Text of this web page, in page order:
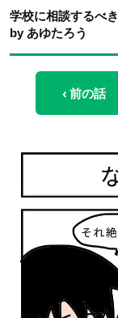
学校に相談するべ
by あゆたろう
‹ 前の話